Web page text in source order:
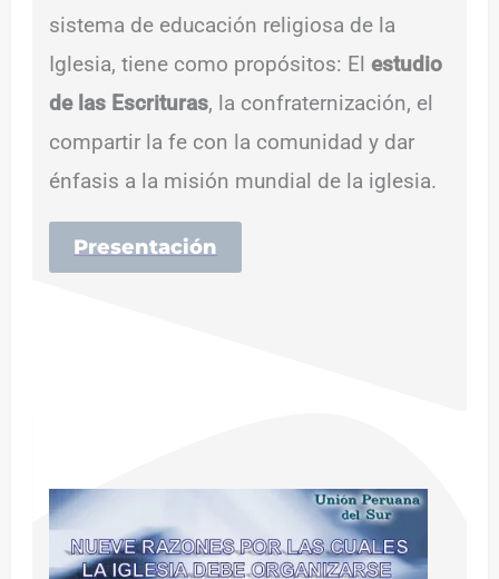
sistema de educación religiosa de la
Iglesia, tiene como propósitos: Elestudio
de las Escrituras, la confraternización, el
compartir la fe con la comunidad y dar
énfasis a la misión mundial de la iglesia.
Presentación